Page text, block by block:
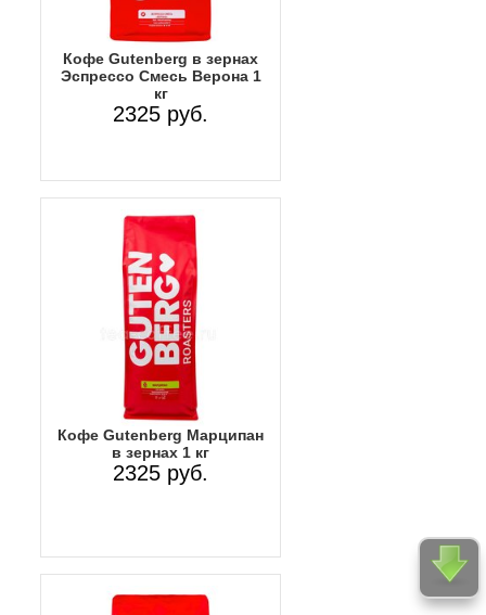
Кофе Gutenberg в зернах
Эспрессо Смесь Верона 1
кг
2325 руб.
Кофе Gutenberg Марципан
в зернах 1 кг
2325 руб.